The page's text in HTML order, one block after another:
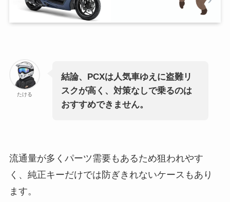
たける
結論、PCXは人気車ゆえに盗難リ
スクが高く、対策なしで乗るのは
おすすめできません。
流通量が多くパーツ需要もあるため狙われやす
く、純正キーだけでは防ぎきれないケースもあり
ます。